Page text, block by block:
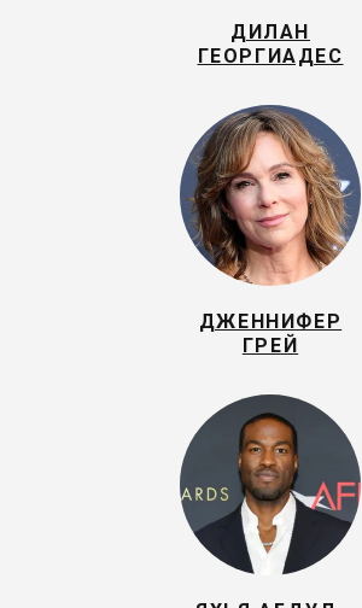
ДИЛАН
ГЕОРГИАДЕС
ДЖЕННИФЕР
ГРЕЙ